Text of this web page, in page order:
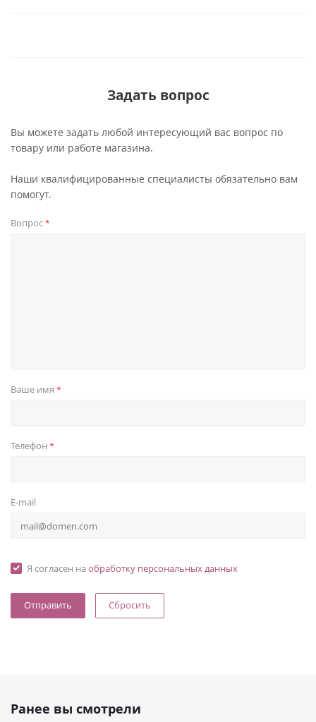
Задать вопрос
Вы можете задать любой интересующий вас вопрос по
товару или работе магазина.
Наши квалифицированные специалисты обязательно вам
помогут.
Вопрос*
Ваше имя *
Телефон *
E-mail
Я согласен на обработку персональных данных
Сбросить
Ранее вы смотрели